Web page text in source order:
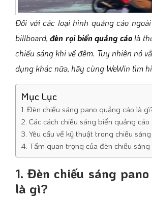
Đối với các loại hình quảng cáo
billboard,đèn rọi biển quảng cáolà
chiếu sáng khi về đêm. Tuy nhiên nó
dụng khác nữa, hãy cùng WeWin tìm
Mục Lục
1. Đèn chiếu sáng pano quảng cáo là
2. Các cách chiếu sáng biển quảng cáo
3. Yêu cầu về kỹ thuật trong chiếu
4. Tầm quan trọng của đèn chiếu
1. Đèn chiếu sáng
là gì?